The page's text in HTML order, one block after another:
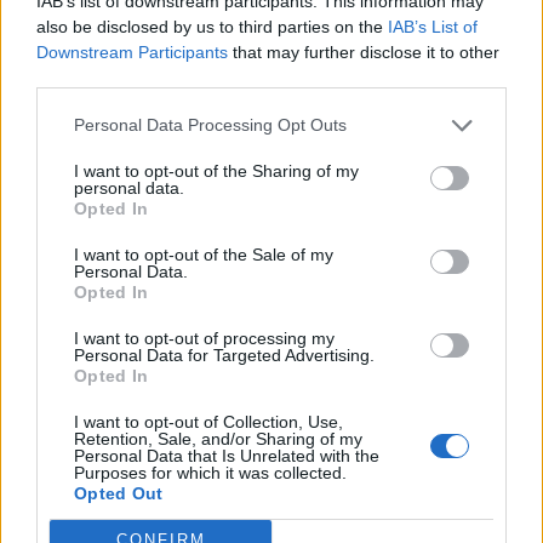
also be disclosed by us to third parties on the IAB’s List of
Downstream Participants that may further disclose it to other
Personal Data Processing Opt Outs
I want to opt-out of the Sharing of my
personal data.
Opted In
I want to opt-out of the Sale of my
Personal Data.
Opted In
I want to opt-out of processing my
Personal Data for Targeted Advertising.
Opted In
I want to opt-out of Collection, Use,
Retention, Sale, and/or Sharing of my
Personal Data that Is Unrelated with the
Purposes for which it was collected.
Opted Out
17 Agustin Meli Coghinas Calcio 8
Ruben Figueiras Thiesi